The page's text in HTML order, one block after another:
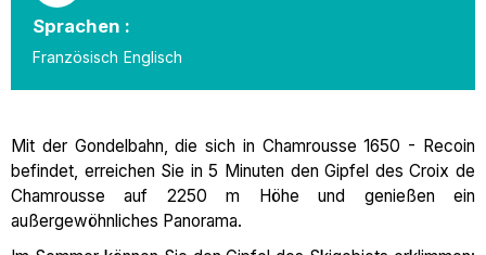
Sprachen :
Französisch Englisch
Mit der Gondelbahn, die sich in Chamrousse 1650 - Recoin
befindet, erreichen Sie in 5 Minuten den Gipfel des Croix de
Chamrousse auf 2250 m Höhe und genießen ein
außergewöhnliches Panorama.